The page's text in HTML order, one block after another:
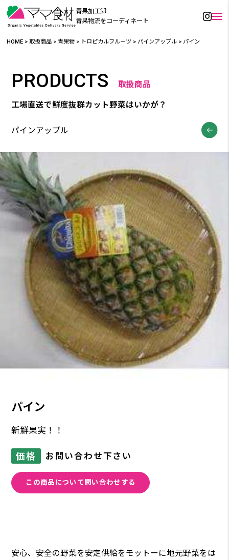
青果加工卸
青果物流をコーディネート
HOME >取扱商品 >青果物 > トロピカルフルーツ >パインアップル >パイン
PRODUCTS 取扱商品
工場直送で鮮度抜群カット野菜はいかが？
パインアップル
パイン
新鮮果実！！
価格 お問い合わせ下さい
この商品について問い合わせする
安心、安全の野菜を安定供給をモットーに地元野菜をは